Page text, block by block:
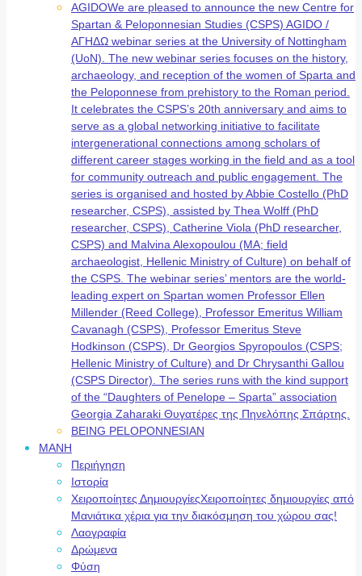
AGIDOWe are pleased to announce the new Centre for
Spartan & Peloponnesian Studies (CSPS) AGIDO /
ΑΓΗΔΩ webinar series at the University of Nottingham
(UoN). The new webinar series focuses on the history,
archaeology, and reception of the women of Sparta and
the Peloponnese from prehistory to the Roman period.
It celebrates the CSPS’s 20th anniversary and aims to
serve as a global networking initiative to facilitate
intergenerational connections among scholars of
different career stages working in the field and as a tool
for community outreach and public engagement. The
series is organised and hosted by Abbie Costello (PhD
researcher, CSPS), assisted by Thea Wolff (PhD
researcher, CSPS), Catherine Viola (PhD researcher,
CSPS) and Malvina Alexopoulou (MA; field
archaeologist, Hellenic Ministry of Culture) on behalf of
the CSPS. The webinar series’ mentors are the world-
leading expert on Spartan women Professor Ellen
Millender (Reed College), Professor Emeritus William
Cavanagh (CSPS), Professor Emeritus Steve
Hodkinson (CSPS), Dr Georgios Spyropoulos (CSPS;
Hellenic Ministry of Culture) and Dr Chrysanthi Gallou
(CSPS Director). The series runs with the kind support
of the “Daughters of Penelope – Sparta” association
Georgia Zaharaki Θυγατέρες της Πηνελόπης Σπάρτης.
BEING PELOPONNESIAN
ΜΑΝΗ
Περιήγηση
Ιστορία
Χειροποίητες ΔημιουργίεςΧειροποίητες δημιουργίες από
Μανιάτικα χέρια για την διακόσμηση του χώρου σας!
Λαογραφία
Δρώμενα
Φύση